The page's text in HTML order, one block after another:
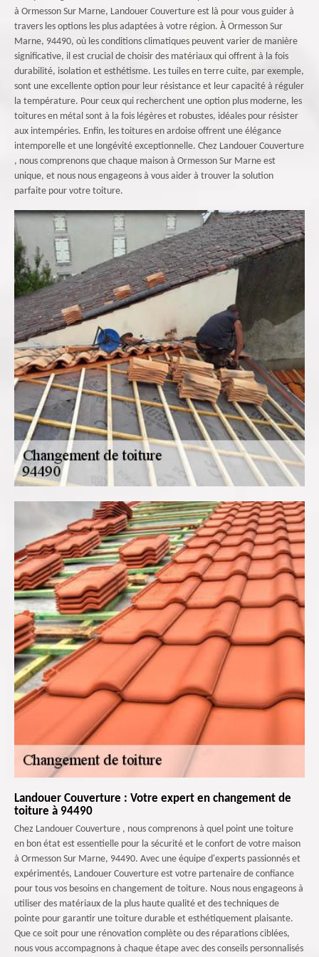
à Ormesson Sur Marne, Landouer Couverture est là pour vous guider à
travers les options les plus adaptées à votre région. À Ormesson Sur
Marne, 94490, où les conditions climatiques peuvent varier de manière
significative, il est crucial de choisir des matériaux qui offrent à la fois
durabilité, isolation et esthétisme. Les tuiles en terre cuite, par exemple,
sont une excellente option pour leur résistance et leur capacité à réguler
la température. Pour ceux qui recherchent une option plus moderne, les
toitures en métal sont à la fois légères et robustes, idéales pour résister
aux intempéries. Enfin, les toitures en ardoise offrent une élégance
intemporelle et une longévité exceptionnelle. Chez Landouer Couverture
, nous comprenons que chaque maison à Ormesson Sur Marne est
unique, et nous nous engageons à vous aider à trouver la solution
parfaite pour votre toiture.
Landouer Couverture : Votre expert en changement de
toiture à 94490
Chez Landouer Couverture , nous comprenons à quel point une toiture
en bon état est essentielle pour la sécurité et le confort de votre maison
à Ormesson Sur Marne, 94490. Avec une équipe d'experts passionnés et
expérimentés, Landouer Couverture est votre partenaire de confiance
pour tous vos besoins en changement de toiture. Nous nous engageons à
utiliser des matériaux de la plus haute qualité et des techniques de
pointe pour garantir une toiture durable et esthétiquement plaisante.
Que ce soit pour une rénovation complète ou des réparations ciblées,
nous vous accompagnons à chaque étape avec des conseils personnalisés